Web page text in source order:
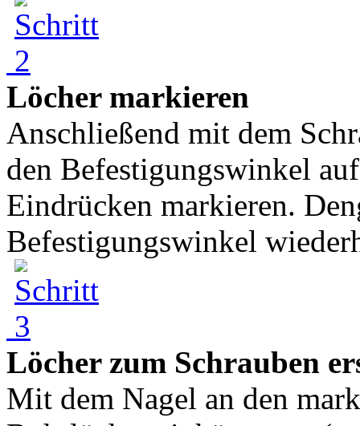
Löcher markieren
Anschließend mit dem
den Befestigungswinkel
Eindrücken markieren.
Befestigungswinkel
Löcher zum Schrauben
Mit dem Nagel an den